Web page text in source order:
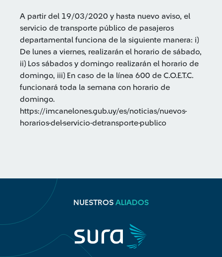
A partir del 19/03/2020 y hasta nuevo aviso, el
servicio de transporte público de pasajeros
departamental funciona de la siguiente manera: i)
De lunes a viernes, realizarán el horario de sábado,
ii) Los sábados y domingo realizarán el horario de
domingo, iii) En caso de la línea 600 de C.O.E.T.C.
funcionará toda la semana con horario de
domingo.
https://imcanelones.gub.uy/es/noticias/nuevos-
horarios-del-servicio-detransporte-publico
NUESTROS ALIADOS